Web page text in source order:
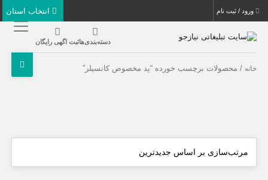
ورود / ثبت نام
دسته‌بندی‌هاثبت اگهی رایگان
خانه / محصولات برچسب خورده “پد مخصوص کانسیلر”